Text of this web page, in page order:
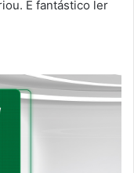
É fantástico ler